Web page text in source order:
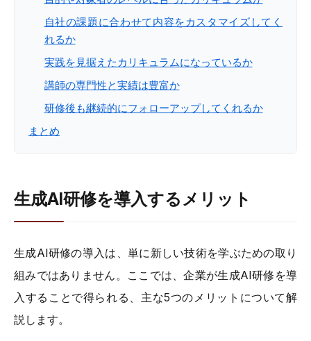
自社の課題に合わせて内容をカスタマイズしてく
れるか
実践を見据えたカリキュラムになっているか
講師の専門性と実績は豊富か
研修後も継続的にフォローアップしてくれるか
まとめ
生成AI研修を導入するメリット
生成AI研修の導入は、単に新しい技術を学ぶための取り
組みではありません。ここでは、企業が生成AI研修を導
入することで得られる、主な5つのメリットについて解
説します。